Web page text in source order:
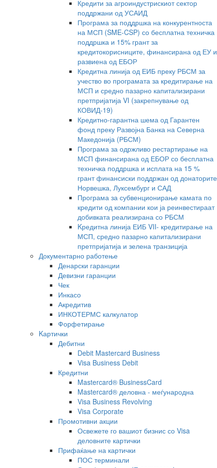
Кредити за агроиндустрискиот сектор
поддржани од УСАИД
Програма за поддршка на конкурентноста
на МСП (SME-CSP) со бесплатна техничка
поддршка и 15% грант за
кредитокорисниците, финансирана од ЕУ и
развиена од ЕБОР
Кредитна линија од ЕИБ преку РБСМ за
учество во програмата за кредитирање на
МСП и средно пазарно капитализирани
претпријатија VI (закрепнување од
КОВИД-19)
Кредитно-гарантна шема од Гарантен
фонд преку Развојна Банка на Северна
Македонија (РБСМ)
Програма за одржливо рестартирање на
МСП финансирана од ЕБОР со бесплатна
техничка поддршка и исплата на 15 %
грант финансиски поддржан од донаторите
Норвешка, Луксембург и САД
Програма за субвенционирање камата по
кредити од компании кои ја реинвестираат
добивката реализирана со РБСМ
Kредитна линија ЕИБ VII- кредитирање на
МСП, средно пазарно капитализирани
претпријатија и зелена транзиција
Документарно работење
Денарски гаранции
Девизни гаранции
Чек
Инкасо
Акредитив
ИНКОТЕРМС калкулатор
Форфетирање
Kартички
Дебитни
Debit Mastercard Business
Visa Business Debit
Кредитни
Mastercard® BusinessCard
Mastercard® деловна - меѓународна
Visa Business Revolving
Visa Corporate
Промотивни акции
Освежете го вашиот бизнис со Visa
деловните картички
Прифаќање на картички
ПОС терминали